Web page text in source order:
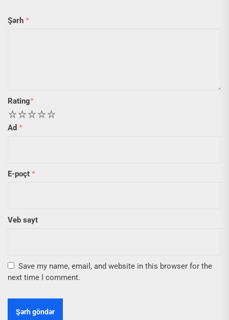
Şərh *
Rating*
5
4
3
2
Ad *
E-poçt *
Veb sayt
Save my name, email, and website in this browser for the
next time I comment.